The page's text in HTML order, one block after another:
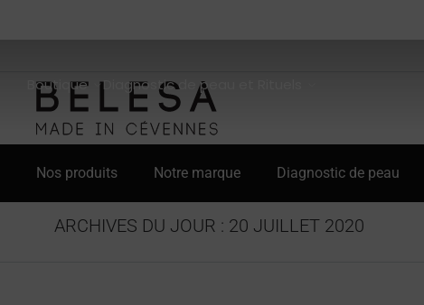
Boutique Diagnostic de peau et Rituels
Nos produits Notre marque Diagnostic de peau
ARCHIVES DU JOUR : 20 JUILLET 2020